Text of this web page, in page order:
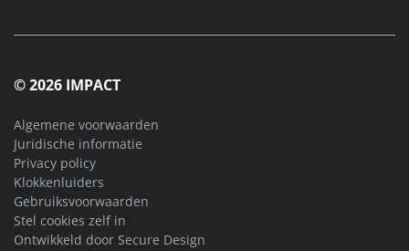
© 2026 IMPACT
Algemene voorwaarden
Juridische informatie
Privacy policy
Klokkenluiders
Gebruiksvoorwaarden
Stel cookies zelf in
Ontwikkeld door Secure Design